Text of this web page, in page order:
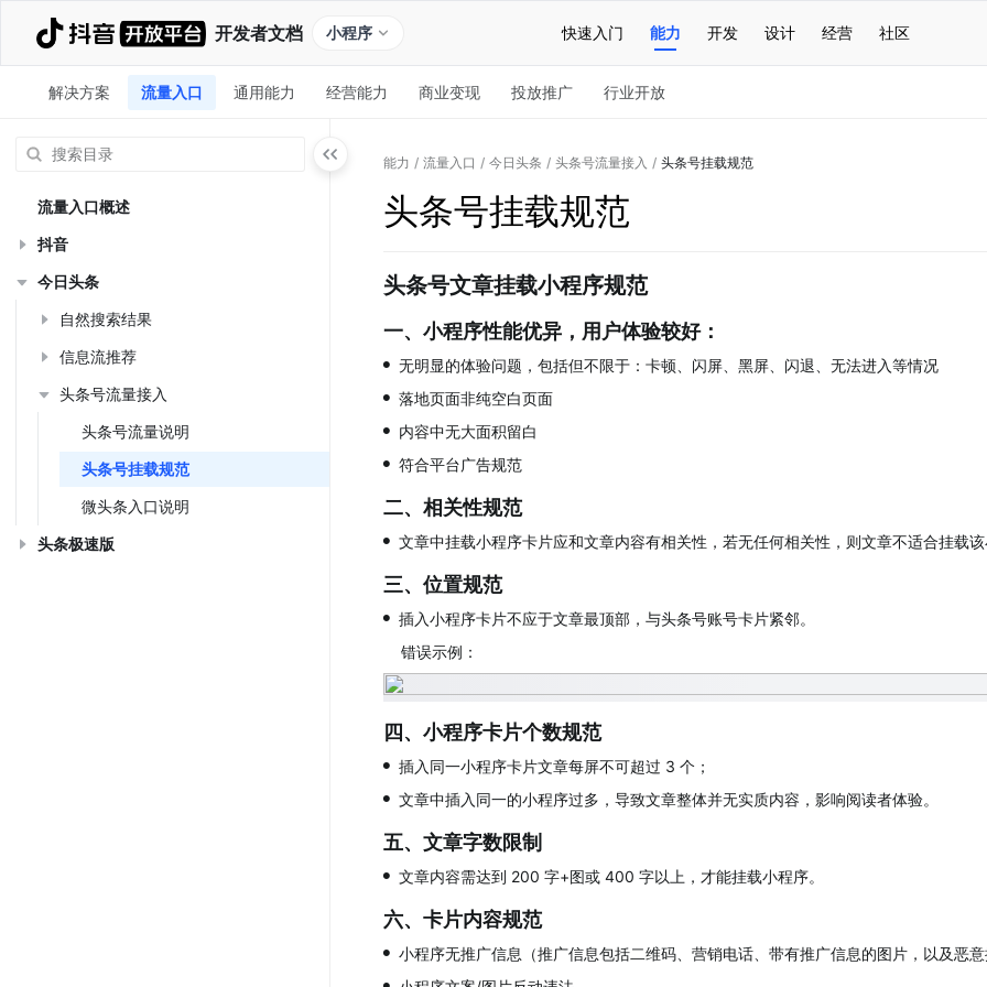
开发者文档 小程序 快速入门 能力 开发 设计 经营 社区
解决方案 流量入口 通用能力 经营能力 商业变现 投放推广 行业开放
流量入口概述
抖音
今日头条
自然搜索结果
信息流推荐
头条号流量接入
头条号流量说明
头条号挂载规范
微头条入口说明
头条极速版
能力 / 流量入口 / 今日头条 / 头条号流量接入 / 头条号挂载规范
头条号挂载规范
头条号文章挂载小程序规范
一、小程序性能优异，用户体验较好：
• 无明显的体验问题，包括但不限于：卡顿、闪屏、黑屏、闪退、无法进入等情况
• 落地页面非纯空白页面
• 内容中无大面积留白
• 符合平台广告规范
二、相关性规范
• 文章中挂载小程序卡片应和文章内容有相关性，若无任何相关性，则文章不适合挂载该
三、位置规范
• 插入小程序卡片不应于文章最顶部，与头条号账号卡片紧邻。
错误示例：
四、小程序卡片个数规范
• 插入同一小程序卡片文章每屏不可超过 3 个；
• 文章中插入同一的小程序过多，导致文章整体并无实质内容，影响阅读者体验。
五、文章字数限制
• 文章内容需达到 200 字+图或 400 字以上，才能挂载小程序。
六、卡片内容规范
• 小程序无推广信息（推广信息包括二维码、营销电话、带有推广信息的图片，以及恶意